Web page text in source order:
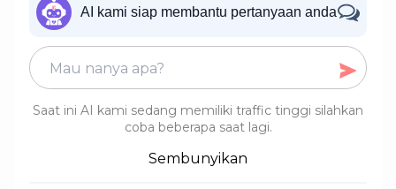
AI kami siap membantu pertanyaan anda
Saat ini AI kami sedang memiliki traffic tinggi silahkan
coba beberapa saat lagi.
Sembunyikan